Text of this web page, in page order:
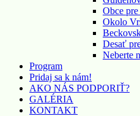
Obce
Okolo
Desať
Neberte
Program
Pridaj sa k nám!
AKO NÁS PODPORIŤ?
GALÉRIA
KONTAKT